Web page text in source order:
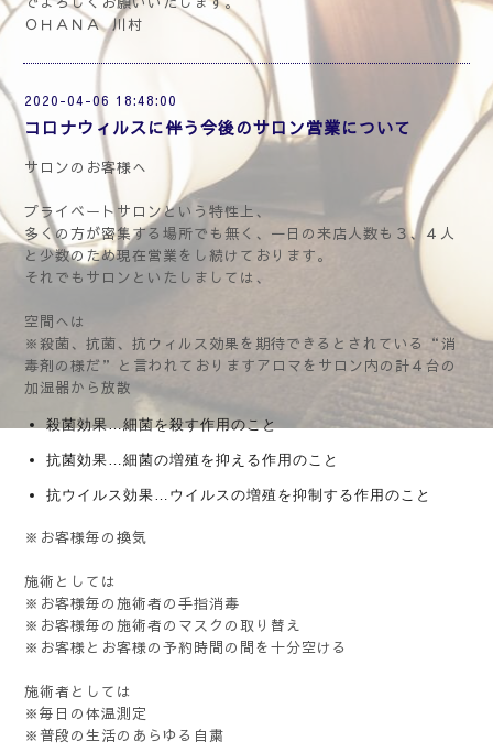
ＯＨＡＮＡ 川村
2020-04-06 18:48:00
コロナウィルスに伴う今後のサロン営業について
サロンのお客様へ
プライベートサロンという特性上、
多くの方が密集する場所でも無く、一日の来店人数も３、４人
と少数のため現在営業をし続けております。
それでもサロンといたしましては、
空間へは
※殺菌、抗菌、抗ウィルス効果を期待できるとされている“消
毒剤の様だ”と言われておりますアロマをサロン内の計４台の
加湿器から放散
殺菌効果…細菌を殺す作用のこと
抗菌効果…細菌の増殖を抑える作用のこと
抗ウイルス効果…ウイルスの増殖を抑制する作用のこと
※お客様毎の換気
施術としては
※お客様毎の施術者の手指消毒
※お客様毎の施術者のマスクの取り替え
※お客様とお客様の予約時間の間を十分空ける
施術者としては
※毎日の体温測定
※普段の生活のあらゆる自粛